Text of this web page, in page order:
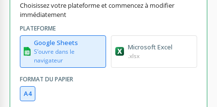
Choisissez votre plateforme et commencez à modifier
immédiatement
PLATEFORME
Google Sheets
S’ouvre dans le
navigateur
Microsoft Excel
.xlsx
FORMAT DU PAPIER
A4